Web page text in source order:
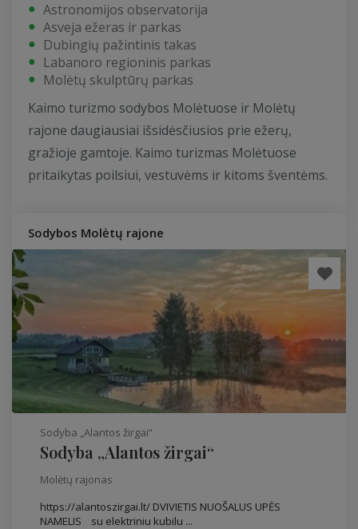
Astronomijos observatorija
Asveja ežeras ir parkas
Dubingių pažintinis takas
Labanoro regioninis parkas
Molėtų skulptūrų parkas
Kaimo turizmo sodybos Molėtuose ir Molėtų
rajone daugiausiai išsidėsčiusios prie ežerų,
gražioje gamtoje. Kaimo turizmas Molėtuose
pritaikytas poilsiui, vestuvėms ir kitoms šventėms.
Sodybos Molėtų rajone
Sodyba „Alantos žirgai“
Sodyba „Alantos žirgai“
Molėtų rajonas
https://alantoszirgai.lt/ DVIVIETIS NUOŠALUS UPĖS
NAMELIS su elektriniu kubilu ...